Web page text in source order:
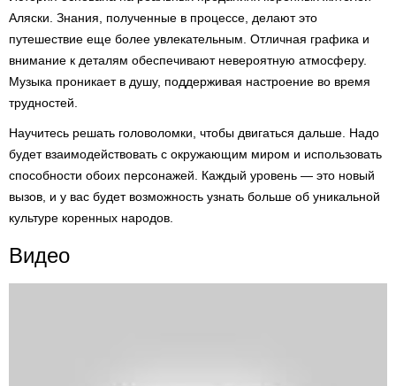
Аляски. Знания, полученные в процессе, делают это
путешествие еще более увлекательным. Отличная графика и
внимание к деталям обеспечивают невероятную атмосферу.
Музыка проникает в душу, поддерживая настроение во время
трудностей.
Научитесь решать головоломки, чтобы двигаться дальше. Надо
будет взаимодействовать с окружающим миром и использовать
способности обоих персонажей. Каждый уровень — это новый
вызов, и у вас будет возможность узнать больше об уникальной
культуре коренных народов.
Видео